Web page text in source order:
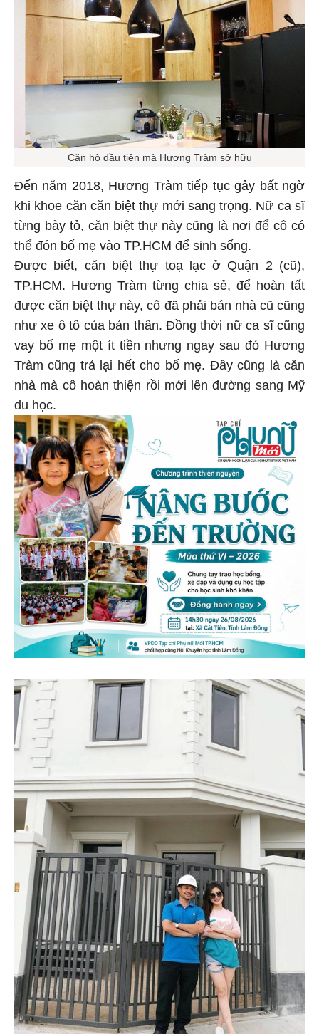
Căn hộ đầu tiên mà Hương Tràm sở hữu
Đến năm 2018, Hương Tràm tiếp tục gây bất ngờ
khi khoe căn căn biệt thự mới sang trọng. Nữ ca sĩ
từng bày tỏ, căn biệt thự này cũng là nơi để cô có
thể đón bố mẹ vào TP.HCM để sinh sống.
Được biết, căn biệt thự toạ lạc ở Quận 2 (cũ),
TP.HCM. Hương Tràm từng chia sẻ, để hoàn tất
được căn biệt thự này, cô đã phải bán nhà cũ cũng
như xe ô tô của bản thân. Đồng thời nữ ca sĩ cũng
vay bố mẹ một ít tiền nhưng ngay sau đó Hương
Tràm cũng trả lại hết cho bố mẹ. Đây cũng là căn
nhà mà cô hoàn thiện rồi mới lên đường sang Mỹ
du học.